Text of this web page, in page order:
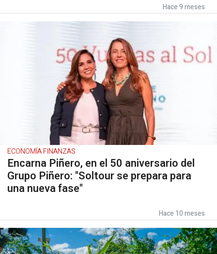
Hace 9 meses
ECONOMÍA FINANZAS
Encarna Piñero, en el 50 aniversario del
Grupo Piñero: "Soltour se prepara para
una nueva fase"
Hace 10 meses